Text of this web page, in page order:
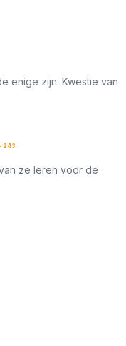
enige zijn. Kwestie van
243
ze leren voor de